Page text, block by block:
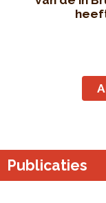
Publicaties